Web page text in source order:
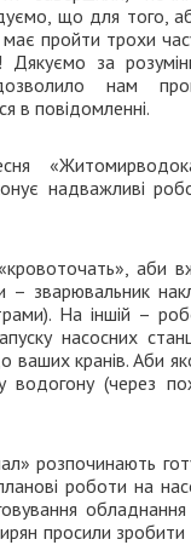
що для того,
пройти трохи
за
нам
в повідомленні.
надважливі
аби
– зварювальник
На іншій –
насосних
ваших кранів. Аби
водогону (через
розпочинають
роботи на
просили зробити